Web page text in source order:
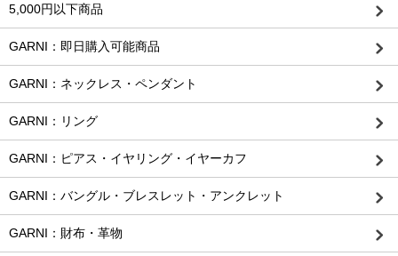
5,000円以下商品
GARNI：即日購入可能商品
GARNI：ネックレス・ペンダント
GARNI：リング
GARNI：ピアス・イヤリング・イヤーカフ
GARNI：バングル・ブレスレット・アンクレット
GARNI：財布・革物